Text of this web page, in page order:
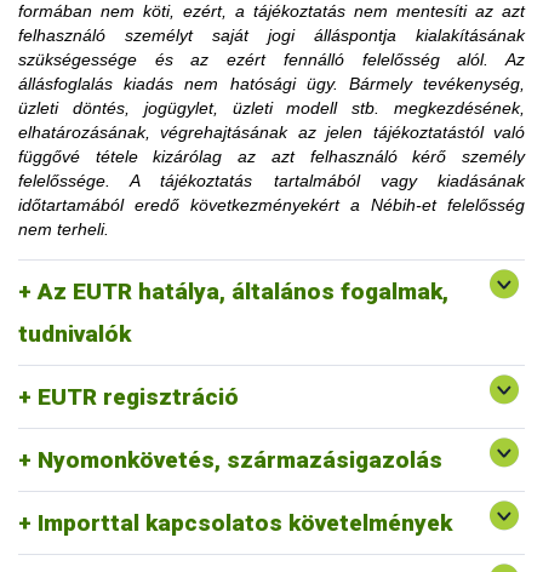
formában nem köti, ezért, a tájékoztatás nem mentesíti az azt
felhasználó személyt saját jogi álláspontja kialakításának
szükségessége és az ezért fennálló felelősség alól. Az
állásfoglalás kiadás nem hatósági ügy. Bármely tevékenység,
üzleti döntés, jogügylet, üzleti modell stb. megkezdésének,
elhatározásának, végrehajtásának az jelen tájékoztatástól való
függővé tétele kizárólag az azt felhasználó kérő személy
felelőssége. A tájékoztatás tartalmából vagy kiadásának
időtartamából eredő következményekért a Nébih-et felelősség
nem terheli.
Az EUTR hatálya, általános fogalmak,
tudnivalók
EUTR regisztráció
Nyomonkövetés, származásigazolás
Importtal kapcsolatos követelmények
1. Mennyi idő múlva kerülhetek le a
honlapon közzétett jogsértések listájáról?
A közzétételtől számított ötödik év leteltekor. A tevékenység
korlátozásra utaló határozati részt hamarabb is el lehet
távolítani, amennyiben az ügyfél igazolja, hogy a korlátozás
megszüntetéséhez szükséges feltételt teljesítette.
Az érintett faanyag kereskedelmi lánchoz tartozó
tevékenységének felfüggesztése vagy tiltása, a
felfüggesztés vagy a tiltás fennállásáig szerepel a
honlapon.
kérelemmel?
Erre a vonatkozó jogszabályi környezet alapján nincs
lehetőség.